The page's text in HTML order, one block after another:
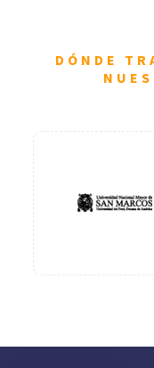
DÓNDE